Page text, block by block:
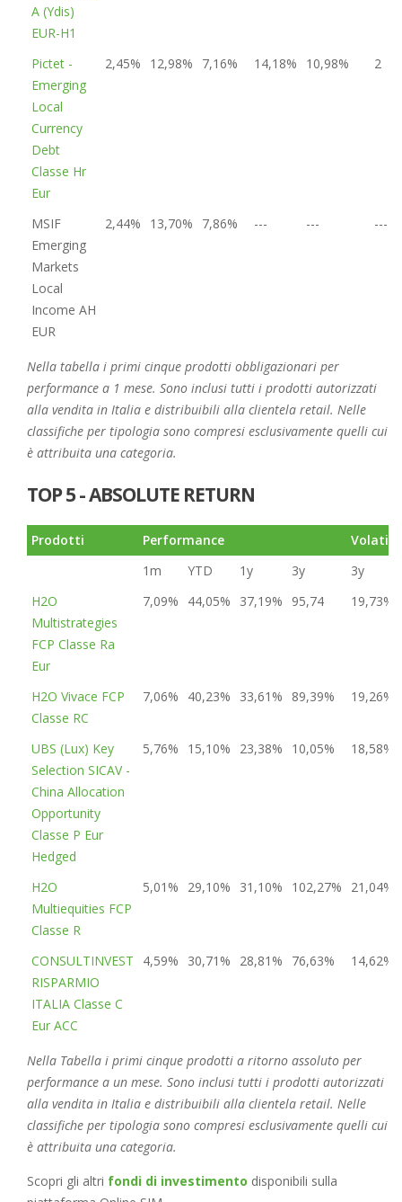
A (Ydis)
EUR-H1
Pictet -
Emerging
Local
Currency
Debt
Classe Hr
Eur
2,45% 12,98% 7,16% 14,18% 10,98% 2
MSIF
Emerging
Markets
Local
Income AH
EUR
2,44% 13,70% 7,86% --- --- ---
Nella tabella i primi cinque prodotti obbligazionari per
performance a 1 mese. Sono inclusi tutti i prodotti autorizzati
alla vendita in Italia e distribuibili alla clientela retail. Nelle
classifiche per tipologia sono compresi esclusivamente quelli cui
è attribuita una categoria.
TOP 5 - ABSOLUTE RETURN
Prodotti Performance
1m
YTD 1y 3y
3y
H2O
Multistrategies
FCP Classe Ra
Eur
7,09% 44,05% 37,19% 95,74 19,73%
H2O Vivace FCP
Classe RC
7,06% 40,23% 33,61% 89,39% 19,26%
UBS (Lux) Key
Selection SICAV -
China Allocation
Opportunity
Classe P Eur
Hedged
5,76% 15,10% 23,38% 10,05% 18,58%
H2O
Multiequities FCP
Classe R
5,01% 29,10% 31,10% 102,27% 21,04%
CONSULTINVEST
RISPARMIO
ITALIA Classe C
Eur ACC
4,59% 30,71% 28,81% 76,63% 14,62%
Nella Tabella i primi cinque prodotti a ritorno assoluto per
performance a un mese. Sono inclusi tutti i prodotti autorizzati
alla vendita in Italia e distribuibili alla clientela retail. Nelle
classifiche per tipologia sono compresi esclusivamente quelli cui
è attribuita una categoria.
Scopri gli altri fondi di investimento disponibili sulla